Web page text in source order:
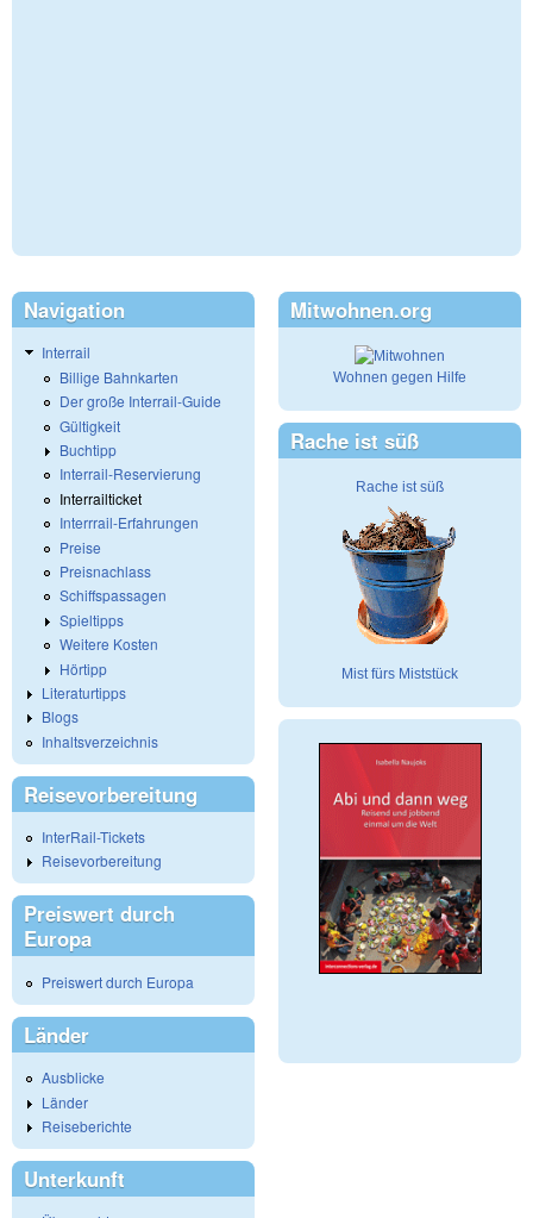
Navigation
Interrail
Billige Bahnkarten
Der große Interrail-Guide
Gültigkeit
Buchtipp
Interrail-Reservierung
Interrailticket
Interrrail-Erfahrungen
Preise
Preisnachlass
Schiffspassagen
Spieltipps
Weitere Kosten
Hörtipp
Literaturtipps
Blogs
Inhaltsverzeichnis
Reisevorbereitung
InterRail-Tickets
Reisevorbereitung
Preiswert durch
Europa
Preiswert durch Europa
Länder
Ausblicke
Länder
Reiseberichte
Unterkunft
Mitwohnen.org
Wohnen gegen Hilfe
Rache ist süß
Rache ist süß
Mist fürs Miststück